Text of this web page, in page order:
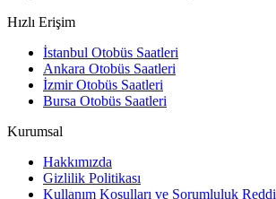
Hızlı Erişim
İstanbul Otobüs Saatleri
Ankara Otobüs Saatleri
İzmir Otobüs Saatleri
Bursa Otobüs Saatleri
Kurumsal
Hakkımızda
Gizlilik Politikası
Kullanım Koşulları ve Sorumluluk Reddi